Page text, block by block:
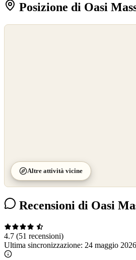
Posizione di Oasi
Altre attività vicine
Recensioni di Oasi
4.7 (51 recensioni)
Ultima sincronizzazione: 24 maggio 2026